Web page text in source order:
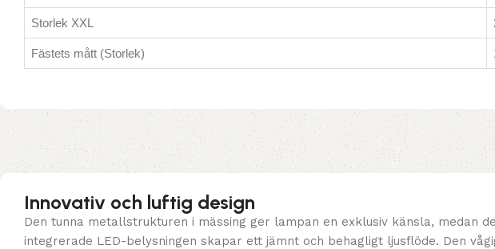
Storlek XXL
Fästets mått (Storlek)
Innovativ och luftig design
Den tunna metallstrukturen i mässing ger lampan en exklusiv känsla, medan
integrerade LED-belysningen skapar ett jämnt och behagligt ljusflöde. Den